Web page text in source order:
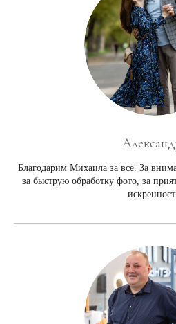
Благодарим Михаила за всё. За
за быструю обработку фото, за